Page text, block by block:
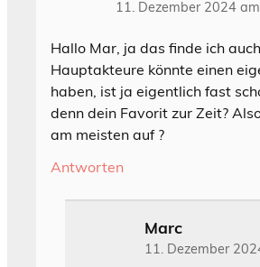
11. Dezember 2024
Hallo Mar, ja das finde ich
Hauptakteure könnte einen
haben, ist ja eigentlich fast
denn dein Favorit zur Zeit?
am meisten auf ?
Antworten
Marc
11. Dezember